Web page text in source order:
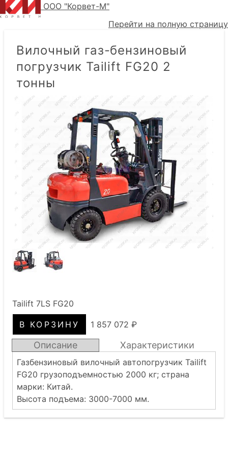
ООО "Корвет-М"
Перейти на полную страницу
Вилочный газ-бензиновый
погрузчик Tailift FG20 2
тонны
Tailift 7LS FG20
1 857 072 ₽
Описание
Газбензиновый вилочный автопогрузчик Tailift
FG20 грузоподъемностью 2000 кг; страна
марки: Китай.
Высота подъема: 3000-7000 мм.
Характеристики